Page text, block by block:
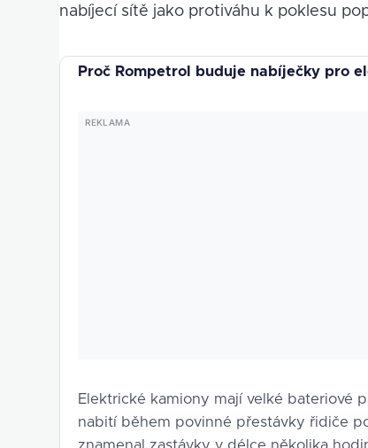
nabíjecí sítě jako protiváhu k poklesu
Proč Rompetrol buduje nabíječky pro
Elektrické kamiony mají velké bateriové
nabití během povinné přestávky řidiče